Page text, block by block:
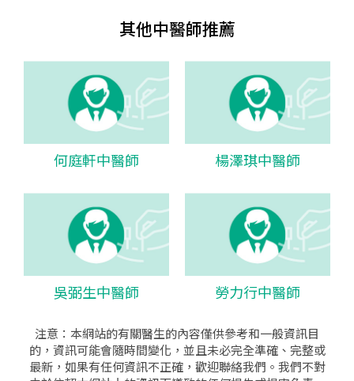
其他中醫師推薦
何庭軒中醫師 楊澤琪中醫師
吳弼生中醫師 勞力行中醫師
注意：本網站的有關醫生的內容僅供參考和一般資訊目
的，資訊可能會隨時間變化，並且未必完全準確、完整或
最新，如果有任何資訊不正確，歡迎聯絡我們。我們不對